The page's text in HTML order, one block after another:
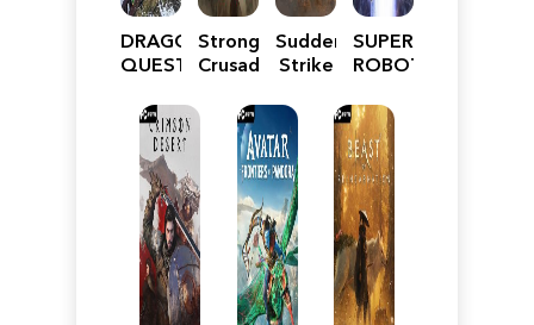
DRAGON
QUEST
Reimagined
Stronghold
Crusader:
Edition
Sudden
Strike
SUPER
ROBOT
Y